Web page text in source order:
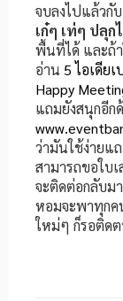
จบลงไปแล้วกับ
เก๋ๆ เท่ๆ ปลุก
พื้นที่ได้ และถ้า
อ่าน 5 ไอเดีย
Happy
แถมยังสนุกอีก
ว่ามันใช้ง่ายแ
สามารถขอใบ
จะติดต่อกลับม
หอมจะพาทุกค
ใหม่ๆ ก็รอติด